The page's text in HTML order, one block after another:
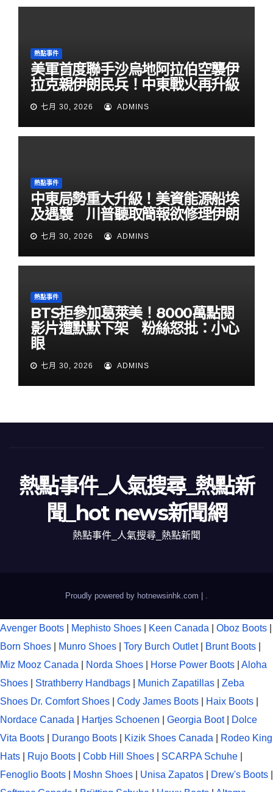
熱點事件
美軍首度聯手沙烏地阿拉伯空襲伊
拉克親伊朗民兵！中東戰火再升級
七月 30, 2026 ADMINS
熱點事件
中東局勢重大升級！美資能源船埃
及遇襲 川普聽取簡報欲修理伊朗
七月 30, 2026 ADMINS
熱點事件
BTS拒參加葛萊美！8000萬點閱
影片遭默默下架 粉絲怒批：小心
眼
七月 30, 2026 ADMINS
熱點事件_人氣搜尋_熱點新
聞_hot news新聞網
熱點事件_人氣搜尋_熱點新聞
Proudly powered by hotnewsinhk.com |
Avenger Boots Mephisto Shoes Keen Canada Oboz Boots
Born Shoes
Munro Shoes Tory Burch Outlet Brunt Boots
Miz Mooz Canada
Norda Shoes Horse Power Boots
Aloha
Shoes
Strathberry Handbags Munich Zapatillas
Zeba
Shoes Dr. Comfort Shoes Cody James Boots Haix Boots
Nordace Canada
Hartjes Schoenen Georgia Boot|
Dolce
Vita Boots
Durango Boots Kizik Shoes Canada
Rodeo King
Hats
Rujo Boots Cobb Hill Shoes SCARPA Schuhe
Fenoglio Boots
Moshn Shoes Unisa Zapatos Drew's Boots